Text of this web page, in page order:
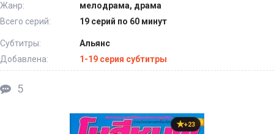
Жанр:
мелодрама, драма
Всего серий:
19 серий по 60 минут
Субтитры:
Альянс
Добавлена:
1-19 серия субтитры
5
+23